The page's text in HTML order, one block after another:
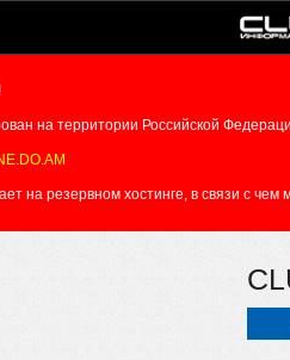
на территории Российской
резервном хостинге, в связи с чем